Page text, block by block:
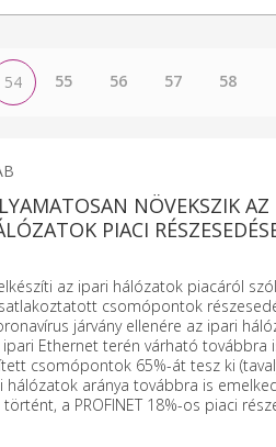
54 55 56 57 58
NÖVEKSZIK
PIACI
az ipari hálózatok piacáról
csomópontok
járvány ellenére az ipari
Ethernet terén várható továbbra
csomópontok 65%-át tesz ki
hálózatok aránya továbbra is
a PROFINET 18%-os piaci